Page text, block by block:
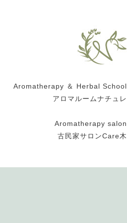
Aromatherapy ＆ Herbal School
アロマルームナチュレ
Aromatherapy salon
古民家サロンCare木